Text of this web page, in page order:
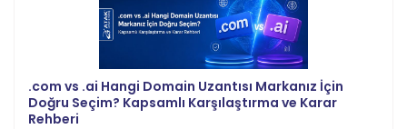
.com vs .ai Hangi Domain Uzantısı Markanız İçin
Doğru Seçim? Kapsamlı Karşılaştırma ve Karar
Rehberi